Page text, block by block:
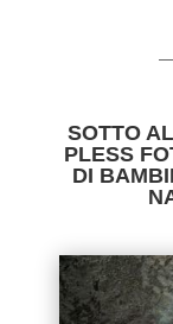
SOTTO
PLESS
DI